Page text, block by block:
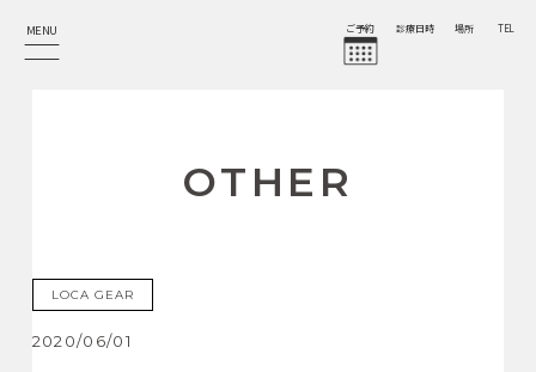
MENU ご予約 診療日時 場所 TEL
OTHER
LOCA GEAR
2020/06/01